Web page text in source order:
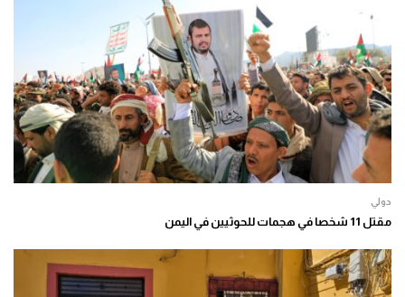
دولي
مقتل 11 شخصا في هجمات للحوثيين في اليمن